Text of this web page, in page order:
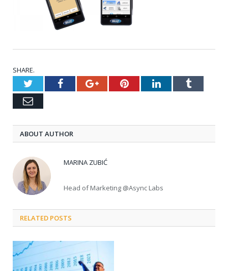
SHARE.
TwitterFacebookGoogle+PinterestLinkedInTumblr
Email
ABOUT AUTHOR
MARINA ZUBIĆ
Head of Marketing @Async Labs
RELATED POSTS